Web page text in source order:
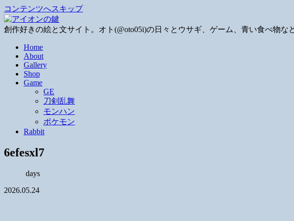
コンテンツへスキップ
創作好きの絵と文サイト。オト(@oto05i)の日々とウサギ、ゲーム、青い食べ物
Home
About
Gallery
Shop
Game
GE
刀剣乱舞
モンハン
ポケモン
Rabbit
6efesxl7
days
2026.05.24